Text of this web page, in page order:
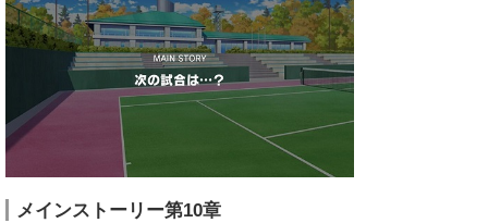
メインストーリー第10章